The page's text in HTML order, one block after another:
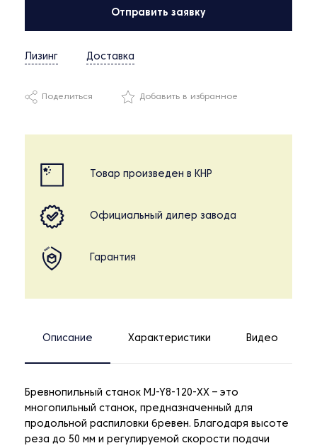
Отправить заявку
Лизинг Доставка
Поделиться Добавить в избранное
Товар произведен в КНР
Официальный дилер завода
Гарантия
Описание Характеристики Видео
Бревнопильный станок MJ-Y8-120-XX – это
многопильный станок, предназначенный для
продольной распиловки бревен. Благодаря высоте
реза до 50 мм и регулируемой скорости подачи